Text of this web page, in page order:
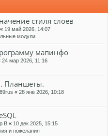
стиля слоев
« 19 май 2026, 14:07
модули
мапинфо
24 мар 2026, 11:16
Планшеты.
« 28 янв 2026, 10:18
В « 10 дек 2025, 15:15
и пожелания